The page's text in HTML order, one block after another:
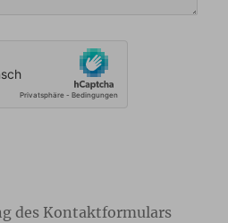
des Kontaktformulars